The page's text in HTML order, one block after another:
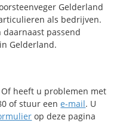
Gelderland
als bedrijven.
passend
Gelderland.
heeft u problemen met
of stuur eene-mail. U
op deze pagina